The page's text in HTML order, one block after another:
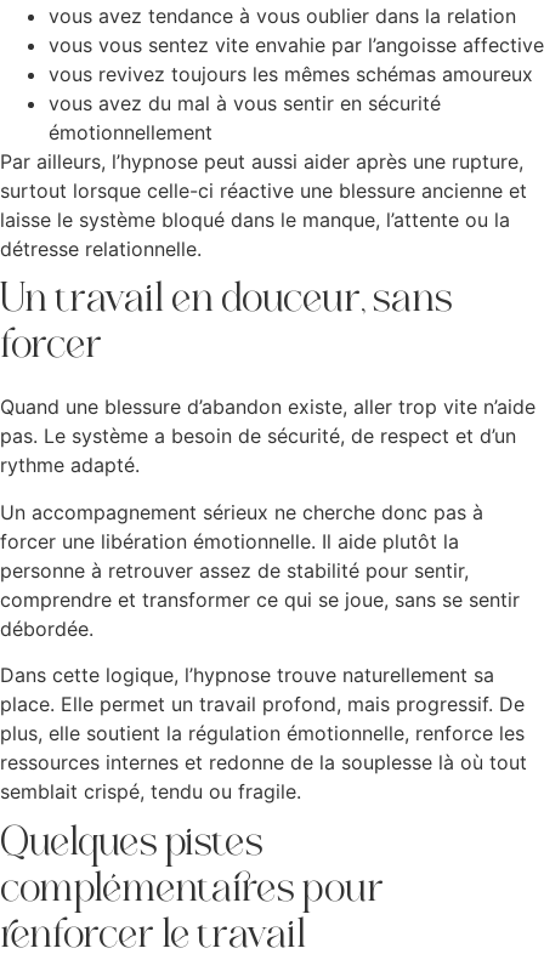
vous avez tendance à vous oublier dans la relation
vous vous sentez vite envahie par l’angoisse affective
vous revivez toujours les mêmes schémas amoureux
vous avez du mal à vous sentir en sécurité
émotionnellement
Par ailleurs, l’hypnose peut aussi aider après une rupture,
surtout lorsque celle-ci réactive une blessure ancienne et
laisse le système bloqué dans le manque, l’attente ou la
détresse relationnelle.
Un travail en douceur, sans
forcer
Quand une blessure d’abandon existe, aller trop vite n’aide
pas. Le système a besoin de sécurité, de respect et d’un
rythme adapté.
Un accompagnement sérieux ne cherche donc pas à
forcer une libération émotionnelle. Il aide plutôt la
personne à retrouver assez de stabilité pour sentir,
comprendre et transformer ce qui se joue, sans se sentir
débordée.
Dans cette logique, l’hypnose trouve naturellement sa
place. Elle permet un travail profond, mais progressif. De
plus, elle soutient la régulation émotionnelle, renforce les
ressources internes et redonne de la souplesse là où tout
semblait crispé, tendu ou fragile.
Quelques pistes
complémentaires pour
renforcer le travail